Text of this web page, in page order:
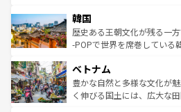
はコンテンツ一覧
いる。アクティビティも充
ビング、ハイキングなど、
い。オーストラリアの多彩
参照してほしい。
ン）、静ひつな山岳地帯で
と山間の静けさが共存して
驚きをもたらしてくれる。
容にもいいと評判のスイー
が味わえる。 なお、新
照してほしい。
韓国
歴史ある王朝文化が残る一
-POPで世界を席巻している
き、地方に足を延ばせば四
できる。そして、キムチや
まで、さまざまな韓国料理
ベトナム
豊かな自然と多様な文化が
く伸びる国土には、広大な